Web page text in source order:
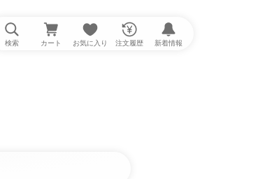
検索 カート お気に入り 注文履歴 新着情報